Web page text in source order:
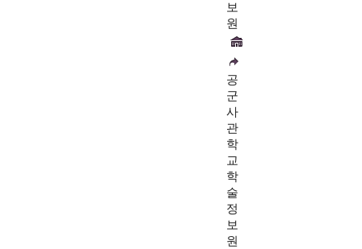
보
원
공
군
사
관
학
교
학
술
정
보
원